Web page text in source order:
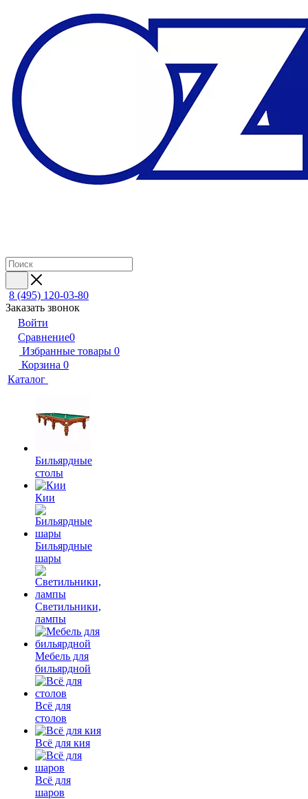
8 (495) 120-03-80
Заказать звонок
Войти
Сравнение0
Избранные товары 0
Корзина 0
Каталог
Бильярдные
столы
Кии
Бильярдные
шары
Светильники,
лампы
Мебель для
бильярдной
Всё для
столов
Всё для кия
Всё для
шаров